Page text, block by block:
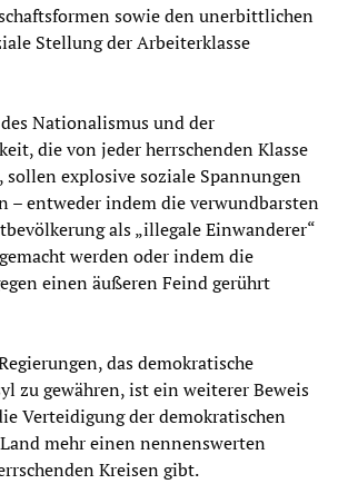
sowie den unerbittlichen
Stellung der Arbeiterklasse
Nationalismus und der
die von jeder herrschenden Klasse
explosive soziale Spannungen
– entweder indem die verwundbarsten
als „illegale Einwanderer“
werden oder indem die
einen äußeren Feind gerührt
das demokratische
zu gewähren, ist ein weiterer Beweis
Verteidigung der demokratischen
mehr einen nennenswerten
Kreisen gibt.